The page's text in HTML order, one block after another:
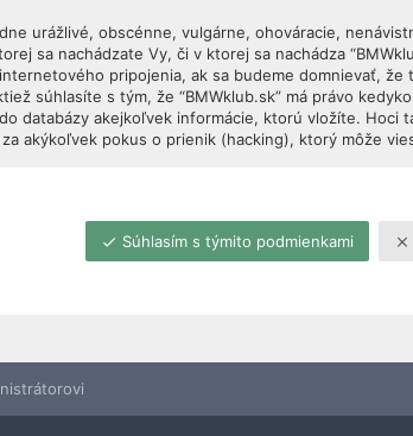
urážlivé, obscénne, vulgárne, ohováracie,
sa nachádzate Vy, či v ktorej sa nachádza
pripojenia, ak sa budeme domnievať,
súhlasíte s tým, že “BMWklub.sk” má právo
databázy akejkoľvek informácie, ktorú vložíte.
akýkoľvek pokus o prienik (hacking), ktorý môže
Súhlasím s týmito podmienkami